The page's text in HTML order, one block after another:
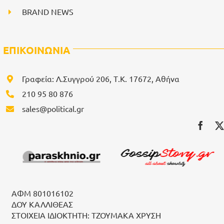
BRAND NEWS
ΕΠΙΚΟΙΝΩΝΙΑ
Γραφεία: Λ.Συγγρού 206, Τ.Κ. 17672, Αθήνα
210 95 80 876
sales@political.gr
ΑΦΜ 801016102
ΔΟΥ ΚΑΛΛΙΘΕΑΣ
ΣΤΟΙΧΕΙΑ ΙΔΙΟΚΤΗΤΗ: ΤΖΟΥΜΑΚΑ ΧΡΥΣΗ